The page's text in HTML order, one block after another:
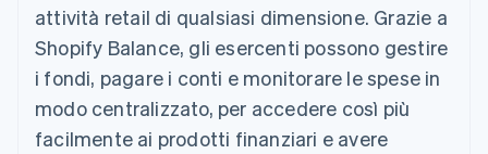
attività retail di qualsiasi dimensione. Grazie a
Shopify Balance, gli esercenti possono gestire
i fondi, pagare i conti e monitorare le spese in
modo centralizzato, per accedere così più
facilmente ai prodotti finanziari e avere